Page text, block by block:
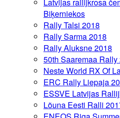
Biķerniekos
Rally Talsi 2018
Rally Sarma 2018
Rally Aluksne 2018
50th Saaremaa Rally
Neste World RX Of
ERC Rally Liepaja
ESSVE Latvijas
Lõuna Eesti Ralli